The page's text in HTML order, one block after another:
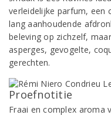
verleidelijke parfum, een
lang aanhoudende
beleving op zichzelf,
asperges, gevogelte,
gerechten.
Proefnotitie
Fraai en complex aroma